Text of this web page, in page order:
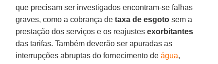
que precisam ser investigados encontram-se falhas
graves, como a cobrança detaxa de esgoto sem a
prestação dos serviços e os reajustesexorbitantes
das tarifas. Também deverão ser apuradas as
interrupções abruptas do fornecimento deágua,